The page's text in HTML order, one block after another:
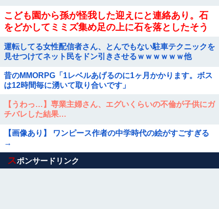
こども園から孫が怪我した迎えにと連絡あり。石
をどかしてミミズ集め足の上に石を落としたそう
運転してる女性配信者さん、とんでもない駐車テクニックを
見せつけてネット民をドン引きさせるｗｗｗｗｗｗ他
昔のMMORPG「1レベルあげるのに1ヶ月かかります。ボス
は12時間毎に湧いて取り合いです」
【うわっ…】専業主婦さん、エグいくらいの不倫が子供にガ
チバレした結果…
【画像あり】 ワンピース作者の中学時代の絵がすごすぎる
→
Powered by livedoor 相互RSS
スポンサードリンク